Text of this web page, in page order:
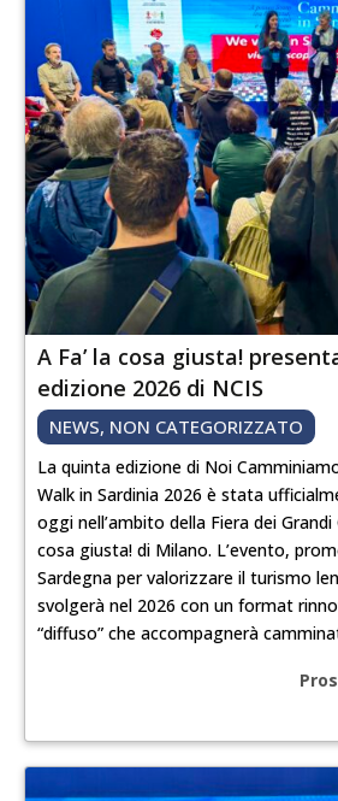
A Fa’ la cosa giusta!
edizione 2026 di NCIS
NEWS, NON CATEGORIZZATO
La quinta edizione di Noi
Walk in Sardinia 2026 è stata
oggi nell’ambito della Fiera dei Grandi
cosa giusta! di Milano. L’evento,
Sardegna per valorizzare il turismo
svolgerà nel 2026 con un format
“diffuso” che accompagnerà